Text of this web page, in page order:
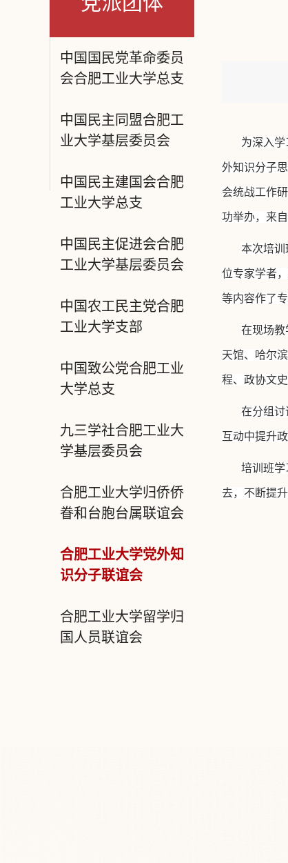
中国国民党革命委员
会合肥工业大学总支
中国民主同盟合肥工
业大学基层委员会
中国民主建国会合肥
工业大学总支
中国民主促进会合肥
工业大学基层委员会
中国农工民主党合肥
工业大学支部
中国致公党合肥工业
大学总支
九三学社合肥工业大
学基层委员会
合肥工业大学归侨侨
眷和台胞台属联谊会
合肥工业大学党外知
识分子联谊会
合肥工业大学留学归
国人员联谊会
为深入
外知识分子
会统战工作
功举办，来
本次培训
位专家学者
等内容作了专
在现场教
天馆、哈尔
程、政协文
在分组讨
互动中提升
培训班学
去，不断提